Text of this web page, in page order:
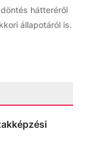
hátteréről
állapotáról is.